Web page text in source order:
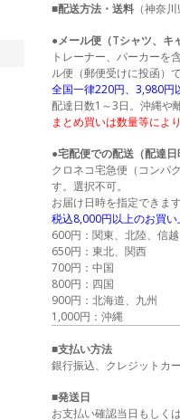
■配送方法・送料 （神奈
●メール便（Tシャツ、キ
トレーナー、パーカーを
ル便（郵便受けに投函）
全国一律220円、3,980円
配達日数1～3日。沖縄や
まとめ買いは数量等によ
●宅配便での配送（配達日
クロネコ宅急便（コンパ
す。選択不可。
お届け日時を指定できま
税込8,000円以上のお買い
600円：関東、北陸、信
650円：東北、関西
700円：中国
800円：四国
900円：北海道、九州
1,000円：沖縄
■支払い方法
銀行振込、クレジットカ
■発送日
お支払い確認当日もしく